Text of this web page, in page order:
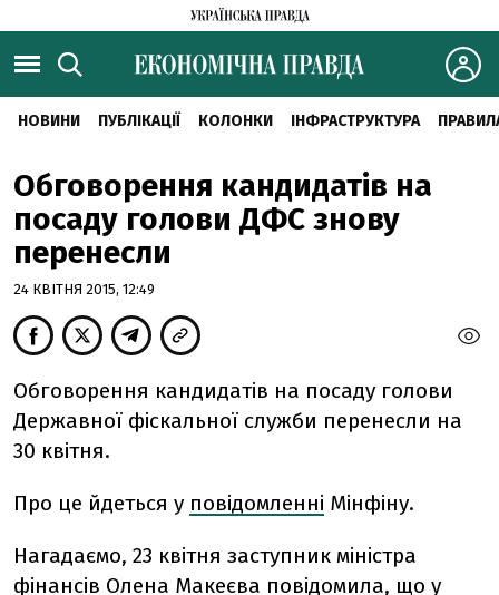
НОВИНИ ПУБЛІКАЦІЇ КОЛОНКИ ІНФРАСТРУКТУРА
Обговорення кандидатів на
посаду голови ДФС знову
перенесли
24 КВІТНЯ 2015, 12:49
Обговорення кандидатів на посаду голови
Державної фіскальної служби перенесли на
30 квітня.
Про це йдеться у повідомленні Мінфіну.
Нагадаємо, 23 квітня заступник міністра
фінансів Олена Макеєва повідомила, що у